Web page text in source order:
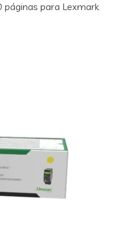
para Lexmark